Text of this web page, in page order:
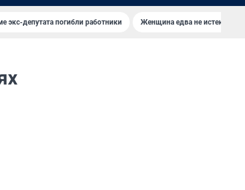
экс-депутата погибли работники Женщина едва не истекла